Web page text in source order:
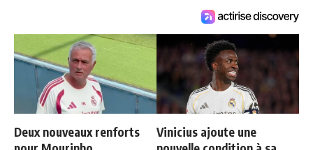
Deux nouveaux renforts
Vinicius ajoute une